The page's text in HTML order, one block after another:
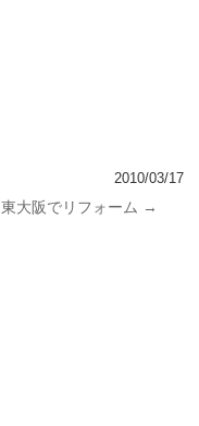
2010/03/17
東大阪でリフォーム →